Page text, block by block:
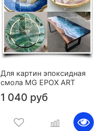
Для картин эпоксидная
смола MG EPOX ART
1 040 руб